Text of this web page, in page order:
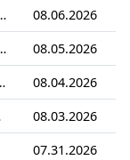
08.06.2026
08.05.2026
08.04.2026
08.03.2026
07.31.2026